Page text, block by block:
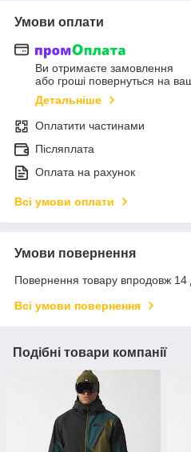
Умови оплати
Ви отримаєте замовлення
або гроші повернуться на
Детальніше
Оплатити частинами
Післяплата
Оплата на рахунок
Всі умови оплати
Умови повернення
Повернення товару впродовж 14
Всі умови повернення
Подібні товари компанії